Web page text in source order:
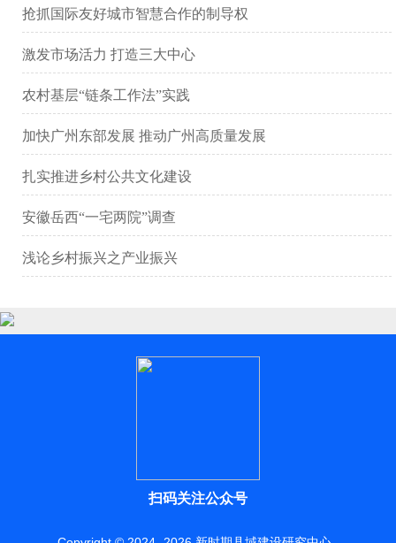
议 ——以广汽集团为例
抢抓国际友好城市智慧合作的制导权
激发市场活力 打造三大中心
农村基层“链条工作法”实践
加快广州东部发展 推动广州高质量发展
扎实推进乡村公共文化建设
安徽岳西“一宅两院”调查
浅论乡村振兴之产业振兴
扫码关注公众号